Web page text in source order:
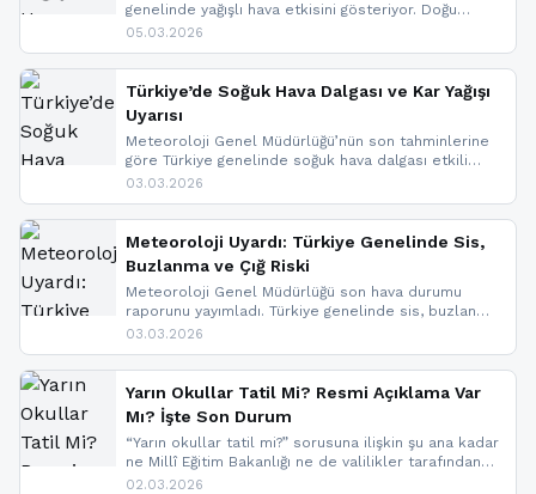
genelinde yağışlı hava etkisini gösteriyor. Doğu
bölgelerinde kar yağışı beklenirken Marmara ve
ise çığ tehlikesi bulunuyor. İç kesimlerde sis ve pus
nedeniyle görüş mesafesinde azalma
yaşanabileceği belirtiliyor.
05.03.2026
Türkiye’de Soğuk Hava Dalgası ve Kar Yağışı
Uyarısı
Meteoroloji Genel Müdürlüğü’nün son tahminlerine
göre Türkiye genelinde soğuk hava dalgası etkili
oluyor. Birçok il için kar yağışı ve buzlanma uyarısı
03.03.2026
Meteoroloji Uyardı: Türkiye Genelinde Sis,
Buzlanma ve Çığ Riski
Meteoroloji Genel Müdürlüğü son hava durumu
raporunu yayımladı. Türkiye genelinde sis, buzlanma
ve don beklenirken Doğu Anadolu ve Doğu
yapıldı. İşte son dakika meteoroloji gelişmeleri.
03.03.2026
Yarın Okullar Tatil Mi? Resmi Açıklama Var
Mı? İşte Son Durum
“Yarın okullar tatil mi?” sorusuna ilişkin şu ana kadar
ne Millî Eğitim Bakanlığı ne de valilikler tarafından
yapılmış resmi bir tatil açıklaması bulunmamaktadır.
02.03.2026